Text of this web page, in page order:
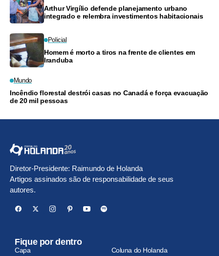
Arthur Virgílio defende planejamento urbano
integrado e relembra investimentos habitacionais
Policial
Homem é morto a tiros na frente de clientes em
Iranduba
Mundo
Incêndio florestal destrói casas no Canadá e força evacuação
de 20 mil pessoas
Diretor-Presidente: Raimundo de Holanda
Artigos assinados são de responsabilidade de seus
autores.
Fique por dentro
Capa Coluna do Holanda